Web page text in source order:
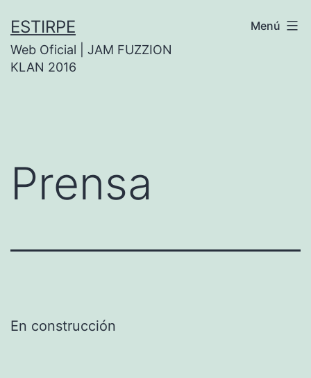
contenido
ESTIRPE
Web Oficial | JAM FUZZION
KLAN 2016
Menú
Prensa
En construcción